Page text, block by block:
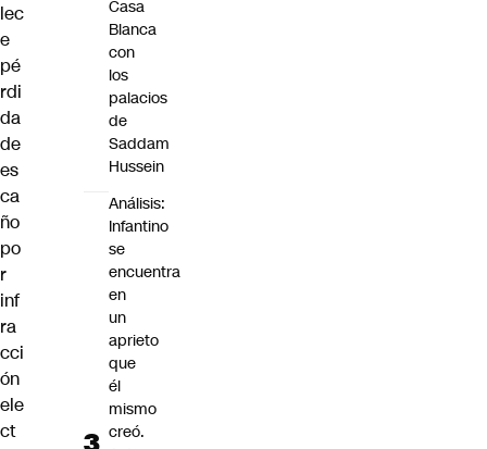
lec
e
pé
rdi
da
de
es
ca
ño
po
r
inf
ra
cci
ón
ele
ct
Casa
Blanca
con
los
palacios
de
Saddam
Hussein
Análisis:
Infantino
se
encuentra
en
un
aprieto
que
él
mismo
creó.